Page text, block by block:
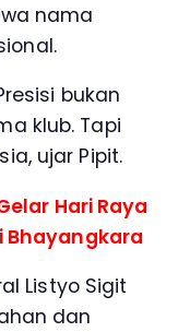
nama
bukan
klub. Tapi
ujar Pipit.
Hari Raya
Bhayangkara
Listyo Sigit
dan